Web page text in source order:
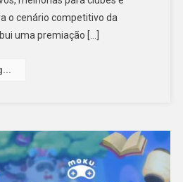
o cenário competitivo da
uma premiação […]